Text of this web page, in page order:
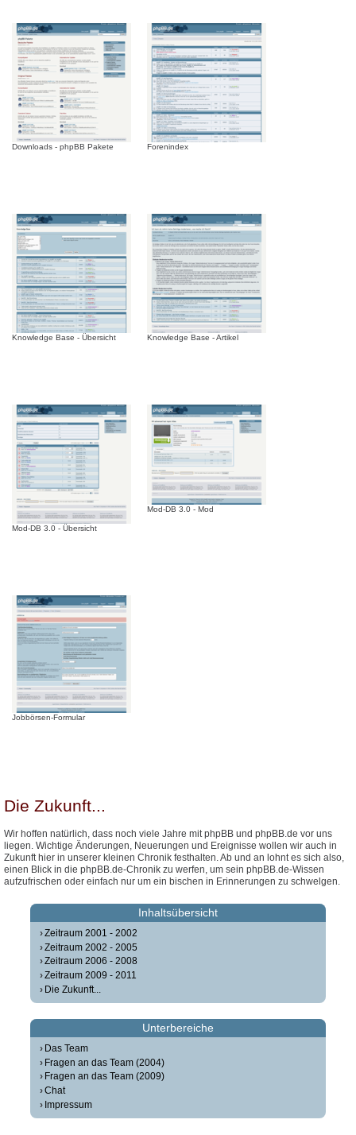
Downloads - phpBB Pakete Forenindex
Knowledge Base - Übersicht Knowledge Base - Artikel
Mod-DB 3.0 - Übersicht
Mod-DB 3.0 - Mod
Jobbörsen-Formular
Die Zukunft...
Wir hoffen natürlich, dass noch viele Jahre mit phpBB und phpBB.de vor uns
liegen. Wichtige Änderungen, Neuerungen und Ereignisse wollen wir auch in
Zukunft hier in unserer kleinen Chronik festhalten. Ab und an lohnt es sich also,
einen Blick in die phpBB.de-Chronik zu werfen, um sein phpBB.de-Wissen
aufzufrischen oder einfach nur um ein bischen in Erinnerungen zu schwelgen.
Inhaltsübersicht
Zeitraum 2001 - 2002
Zeitraum 2002 - 2005
Zeitraum 2006 - 2008
Zeitraum 2009 - 2011
Die Zukunft...
Unterbereiche
Das Team
Fragen an das Team (2004)
Fragen an das Team (2009)
Chat
Impressum